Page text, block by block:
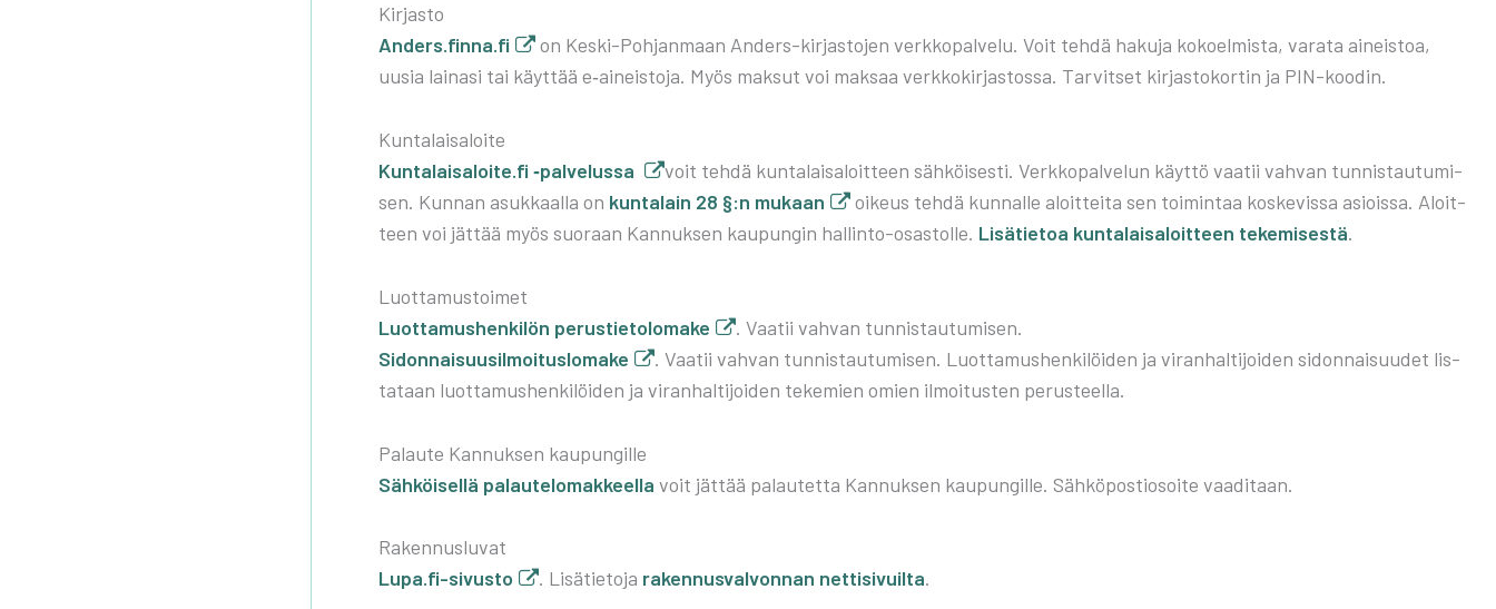
Kir­jas­to
Anders.finna.fi
on Kes­ki-Poh­jan­maan Anders-kir­jas­to­jen verk­ko­pal­ve­lu. Voit teh­dä haku­ja kokoel­mis­ta, vara­ta aineis­toa,
uusia lai­na­si tai käyt­tää e‑aineistoja. Myös mak­sut voi mak­saa verk­ko­kir­jas­tos­sa. Tar­vit­set kir­jas­to­kor­tin ja PIN-koo­din.
Kun­ta­lais­aloi­te
Kuntalaisaloite.fi ‑pal­ve­lus­sa
voit teh­dä kun­ta­lais­aloit­teen säh­köi­ses­ti. Verk­ko­pal­ve­lun käyt­tö vaa­tii vah­van tun­nis­tau­tu­mi­
sen. Kun­nan asuk­kaal­la on kun­ta­lain 28 §:n mukaan
oikeus teh­dä kun­nal­le aloit­tei­ta sen toi­min­taa kos­ke­vis­sa asiois­sa. Aloit­
teen voi jät­tää myös suo­raan Kan­nuk­sen kau­pun­gin hal­lin­to-osas­tol­le. Lisä­tie­toa kun­ta­lais­aloit­teen teke­mi­ses­tä.
Luot­ta­mus­toi­met
Luot­ta­mus­hen­ki­lön perus­tie­to­lo­ma­ke
. Vaa­tii vah­van tun­nis­tau­tu­mi­sen.
Sidon­nai­suusil­moi­tus­lo­ma­ke
. Vaa­tii vah­van tun­nis­tau­tu­mi­sen. Luot­ta­mus­hen­ki­löi­den ja viran­hal­ti­joi­den sidon­nai­suu­det lis­
ta­taan luot­ta­mus­hen­ki­löi­den ja viran­hal­ti­joi­den teke­mien omien ilmoi­tus­ten perus­teel­la.
Palau­te Kan­nuk­sen kau­pun­gil­le
Säh­köi­sel­lä palau­te­lo­mak­keel­la voit jät­tää palau­tet­ta Kan­nuk­sen kau­pun­gil­le. Säh­kö­pos­tio­soi­te vaa­di­taan.
Raken­nus­lu­vat
Lupa.fi-sivusto
. Lisä­tie­to­ja raken­nus­val­von­nan net­ti­si­vuil­ta.